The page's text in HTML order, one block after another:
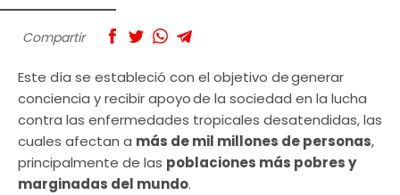
Compartir
Este día se estableció con el objetivo de generar
conciencia y recibir apoyo de la sociedad en la lucha
contra las enfermedades tropicales desatendidas, las
cuales afectan a más de mil millones de personas,
principalmente de las poblaciones más pobres y
marginadas del mundo.